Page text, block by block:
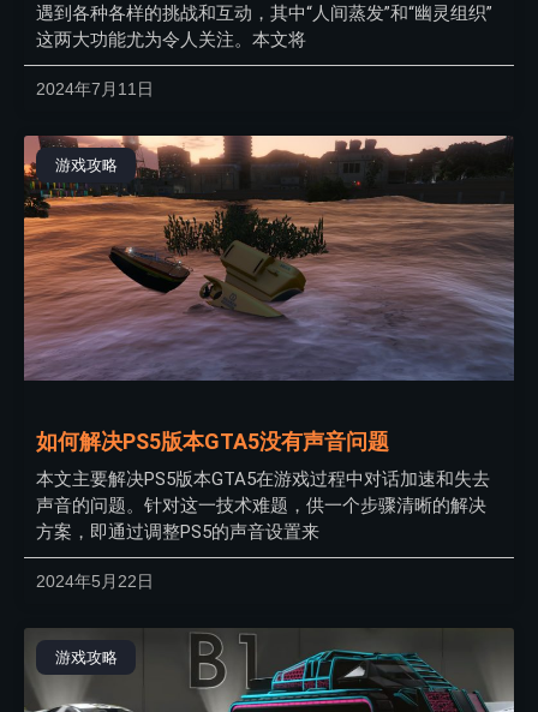
遇到各种各样的挑战和互动，其中“人间蒸发”和“幽灵组织”
这两大功能尤为令人关注。本文将
2024年7月11日
游戏攻略
如何解决PS5版本GTA5没有声音问题
本文主要解决PS5版本GTA5在游戏过程中对话加速和失去
声音的问题。针对这一技术难题，供一个步骤清晰的解决
方案，即通过调整PS5的声音设置来
2024年5月22日
游戏攻略